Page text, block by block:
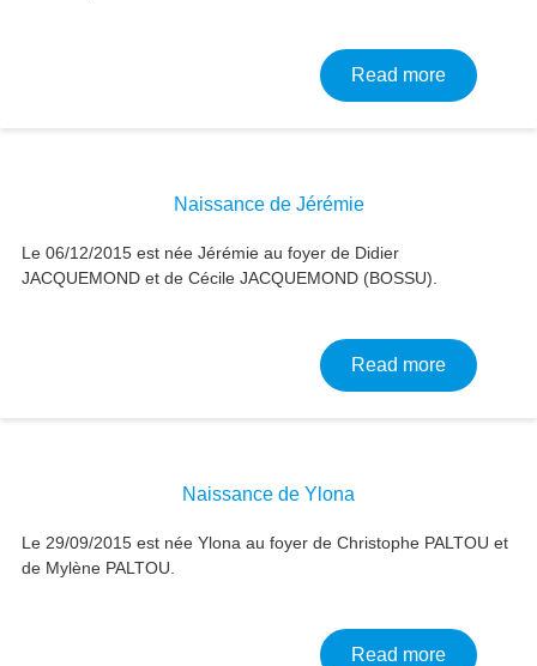
Read moreabout
Naissance de Jérémie
Le 06/12/2015 est née Jérémie au foyer de Didier
JACQUEMOND et de Cécile JACQUEMOND (BOSSU).
Read moreabout
Naissance de Ylona
Le 29/09/2015 est née Ylona au foyer de Christophe PALTOU et
de Mylène PALTOU.
Read moreabout